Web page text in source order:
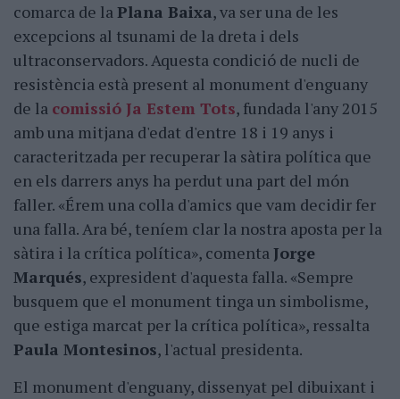
comarca de laPlana Baixa, va ser una de les
excepcions al tsunami de la dreta i dels
ultraconservadors. Aquesta condició de nucli de
resistència està present al monument d'enguany
de la comissió Ja Estem Tots, fundada l'any 2015
amb una mitjana d'edat d'entre 18 i 19 anys i
caracteritzada per recuperar la sàtira política que
en els darrers anys ha perdut una part del món
faller. «Érem una colla d'amics que vam decidir fer
una falla. Ara bé, teníem clar la nostra aposta per la
sàtira i la crítica política», comentaJorge
Marqués, expresident d'aquesta falla. «Sempre
busquem que el monument tinga un simbolisme,
que estiga marcat per la crítica política», ressalta
Paula Montesinos, l'actual presidenta.
El monument d'enguany, dissenyat pel dibuixant i